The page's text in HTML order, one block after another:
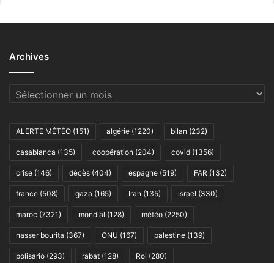
Archives
Archives
ALERTE MÉTÉO (151) algérie (1220) bilan (232)
casablanca (135) coopération (204) covid (1356)
crise (146) décès (404) espagne (519) FAR (132)
france (508) gaza (165) Iran (135) israel (330)
maroc (7321) mondial (128) météo (2250)
nasser bourita (367) ONU (167) palestine (139)
polisario (293) rabat (128) Roi (280)